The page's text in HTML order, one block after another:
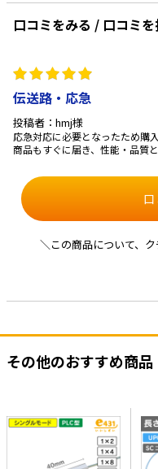
口コミをみる / 口コミ
伝送路・応急
投稿者：hmj様
応急対応に必要となったため購入
商品もすぐに届き、性能・品質
＼この商品について、
その他のおすすめ商品